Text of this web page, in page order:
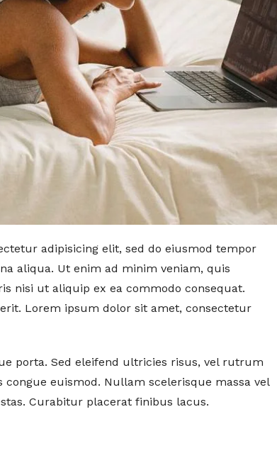
adipisicing elit, sed do eiusmod tempor
aliqua. Ut enim ad minim veniam, quis
nisi ut aliquip ex ea commodo consequat.
Lorem ipsum dolor sit amet, consectetur
porta. Sed eleifend ultricies risus, vel rutrum
euismod. Nullam scelerisque massa vel
Curabitur placerat finibus lacus.